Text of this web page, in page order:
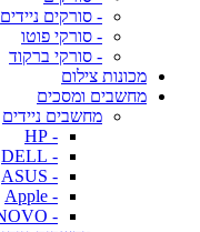
- סורקים ניידים
- סורקי פוטו
- סורקי ברקוד
מכונות צילום
מחשבים ומסכים
מחשבים ניידים
- HP
- DELL
- ASUS
- Apple
- LENOVO